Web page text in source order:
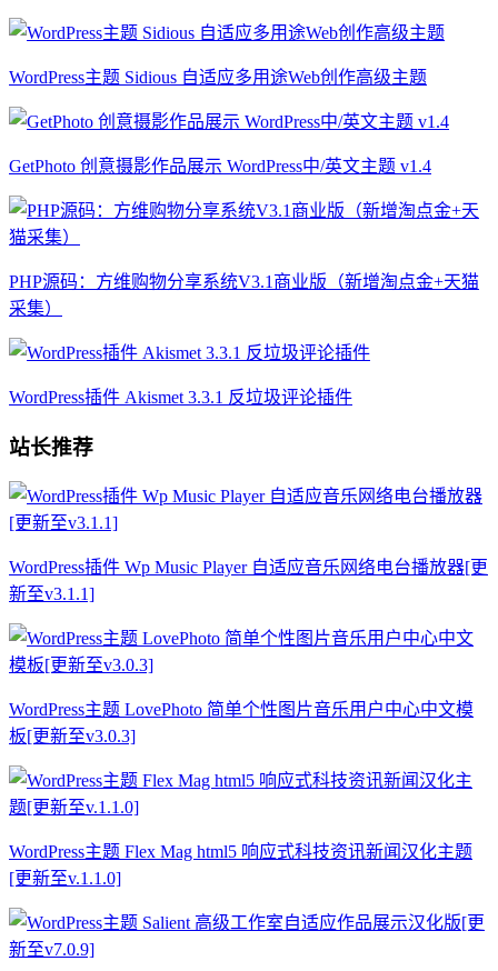
WordPress主题 Sidious 自适应多用途Web创作高级主题
GetPhoto 创意摄影作品展示 WordPress中/英文主题 v1.4
PHP源码：方维购物分享系统V3.1商业版（新增淘点金+天猫
采集）
WordPress插件 Akismet 3.3.1 反垃圾评论插件
站长推荐
WordPress插件 Wp Music Player 自适应音乐网络电台播放器[更
新至v3.1.1]
WordPress主题 LovePhoto 简单个性图片音乐用户中心中文模
板[更新至v3.0.3]
WordPress主题 Flex Mag html5 响应式科技资讯新闻汉化主题
[更新至v.1.1.0]